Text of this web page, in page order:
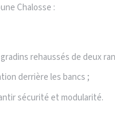
Chalosse :
rehaussés de deux
derrière les bancs ;
sécurité et modularité.